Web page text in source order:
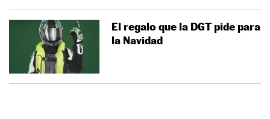
El regalo que la DGT pide para
la Navidad